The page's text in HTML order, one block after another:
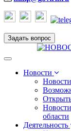
Задать вопрос
Toggle
navigationНовости
области
Деятельность